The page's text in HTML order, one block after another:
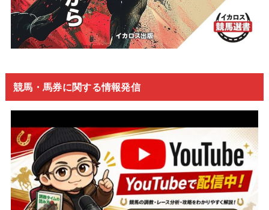
競馬・馬券に関する情報発信